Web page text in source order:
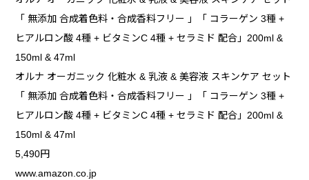
「 無添加 合成着色料・合成香料フリー 」「 コラーゲン 3種 +
ヒアルロン酸 4種 + ビタミンC 4種 + セラミド 配合」200ml &
150ml & 47ml
オルナ オーガニック 化粧水 & 乳液 & 美容液 スキンケア セット
「 無添加 合成着色料・合成香料フリー 」「 コラーゲン 3種 +
ヒアルロン酸 4種 + ビタミンC 4種 + セラミド 配合」200ml &
150ml & 47ml
5,490円
www.amazon.co.jp